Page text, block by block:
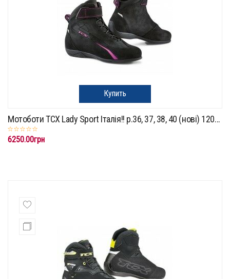
Купить
Мотоботи TCX Lady Sport Італія!! p.36, 37, 38, 40 (нові) 120...
6250.00грн